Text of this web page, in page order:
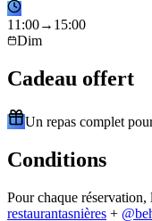
11 :00→ 15:00
Dim
Cadeau offert
Un repas complet
Conditions
Pour chaque
restaurantasnières +